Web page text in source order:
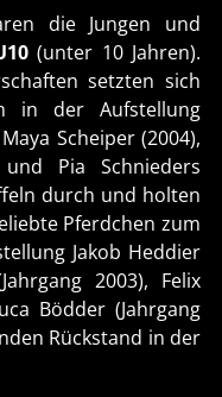
die Jungen und
(unter 10 Jahren).
setzten sich
in der Aufstellung
Scheiper (2004),
Pia Schnieders
durch und holten
Pferdchen zum
Jakob Heddier
2003), Felix
Bödder (Jahrgang
Rückstand in der